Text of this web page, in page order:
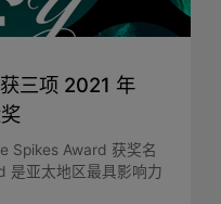
三项 2021 年
Spikes Award 获奖名
是亚太地区最具影响力